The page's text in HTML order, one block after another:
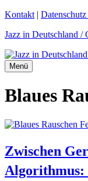
Zum
springen
Kontakt | Datenschutz
Jazz in Deutschland /
Menü
Blaues
Zwischen
Algorithmus: